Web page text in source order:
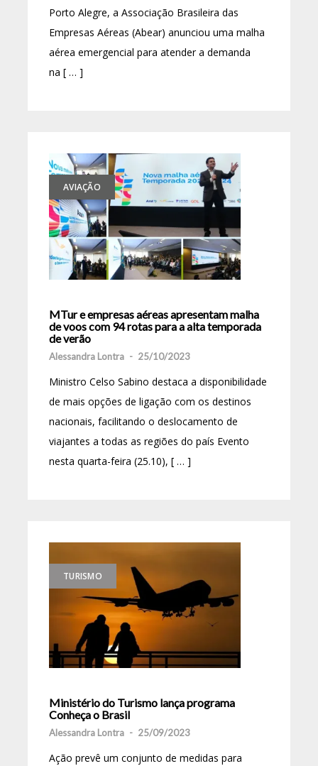
Porto Alegre, a Associação Brasileira das
Empresas Aéreas (Abear) anunciou uma malha
aérea emergencial para atender a demanda
na [ … ]
AVIAÇÃO
MTur e empresas aéreas apresentam malha
de voos com 94 rotas para a alta temporada
de verão
Alessandra Lontra - 25/10/2023
Ministro Celso Sabino destaca a disponibilidade
de mais opções de ligação com os destinos
nacionais, facilitando o deslocamento de
viajantes a todas as regiões do país Evento
nesta quarta-feira (25.10), [ … ]
TURISMO
Ministério do Turismo lança programa
Conheça o Brasil
Alessandra Lontra - 25/09/2023
Ação prevê um conjunto de medidas para